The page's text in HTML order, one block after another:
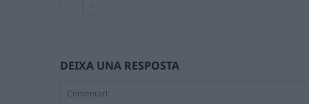
DEIXA UNA RESPOSTA